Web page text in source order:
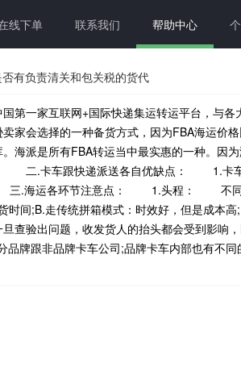
线下单 联系我们 帮助中心
有负责清关和包关税的货代
一家互联网+国际快递集运转运平台，与
家会选择的一种备货方式，因为FBA海运价
。海派是所有FBA转运当中最实惠的一种
.卡车跟快递派送各自优缺点： 1.卡车
.海运各环节注意点： 1.头程： 不同的物
时间;B.走传统拼箱模式：时效好，但是成
旦查验出问题，收发货人的抬头都会受到
品牌跟非品牌卡车公司;品牌卡车内部也有